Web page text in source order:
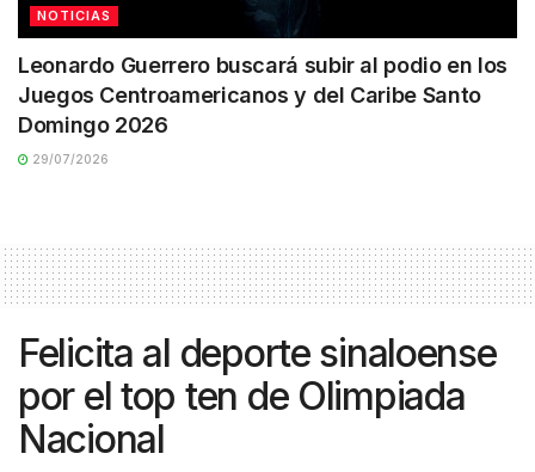
NOTICIAS
Leonardo Guerrero buscará subir al podio en los
Juegos Centroamericanos y del Caribe Santo
Domingo 2026
29/07/2026
Felicita al deporte sinaloense
por el top ten de Olimpiada
Nacional